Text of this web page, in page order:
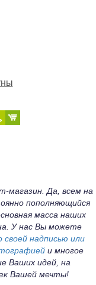
магазин. Да, всем на
пополняющийся
масса наших
У нас Вы можете
своей надписью или
и многое
Ваших идей, на
Вашей мечты!